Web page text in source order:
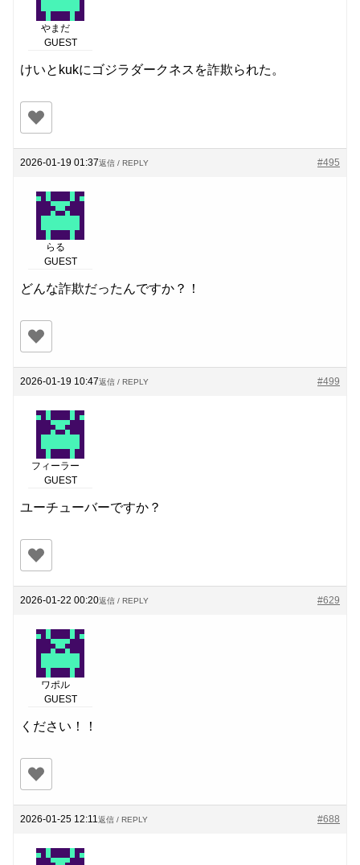
やまだ
GUEST
けいとkukにゴジラダークネスを詐欺られた。
2026-01-19 01:37 #495
返信 / REPLY
らる
GUEST
どんな詐欺だったんですか？！
2026-01-19 10:47 #499
返信 / REPLY
フィーラー
GUEST
ユーチューバーですか？
2026-01-22 00:20 #629
返信 / REPLY
ワポル
GUEST
ください！！
2026-01-25 12:11 #688
返信 / REPLY